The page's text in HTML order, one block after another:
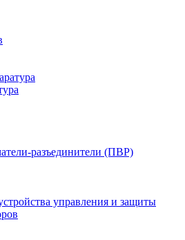
разъединители (ПВР)
управления и защиты